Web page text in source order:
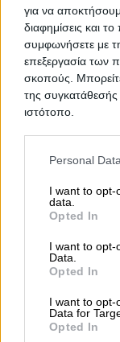
για να
διαφημίσεις και
συμφωνήσετε με
επεξεργασία των
σκοπούς.
της
ιστότοπο.
Please note that
and may gather
to Google and
purposes in
Personal
I want to opt-
data.
Opted In
I want to opt-
Data.
Opted In
I want to opt-
Data for
Opted In
Τηλέφωνο:
Στοιχεία
ΨΑΡΑ -
Studios - 3
Ενοικιαζόμενα
Ψαρά, Ψαρά
Τηλέφωνο:
Στοιχεία
OSTRIA
Ενοικιαζόμενα
Καταρράκτης,
Τηλέφωνο: